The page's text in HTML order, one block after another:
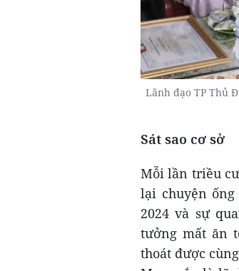
Lãnh đạo TP Thủ
Sát sao cơ sở
Mỗi lần triều
lại chuyện
2024 và sự
tưởng mất ăn
thoát được